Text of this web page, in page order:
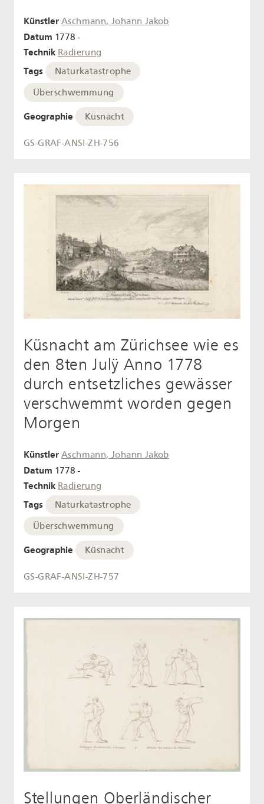
Künstler Aschmann, Johann Jakob
Datum 1778 -
Technik Radierung
Tags
Naturkatastrophe
Überschwemmung
Geographie Küsnacht
GS-GRAF-ANSI-ZH-756
Küsnacht am Zürichsee wie es
den 8ten Julÿ Anno 1778
durch entsetzliches gewässer
verschwemmt worden gegen
Morgen
Künstler Aschmann, Johann Jakob
Datum 1778 -
Technik Radierung
Tags
Naturkatastrophe
Überschwemmung
Geographie Küsnacht
GS-GRAF-ANSI-ZH-757
Stellungen Oberländischer